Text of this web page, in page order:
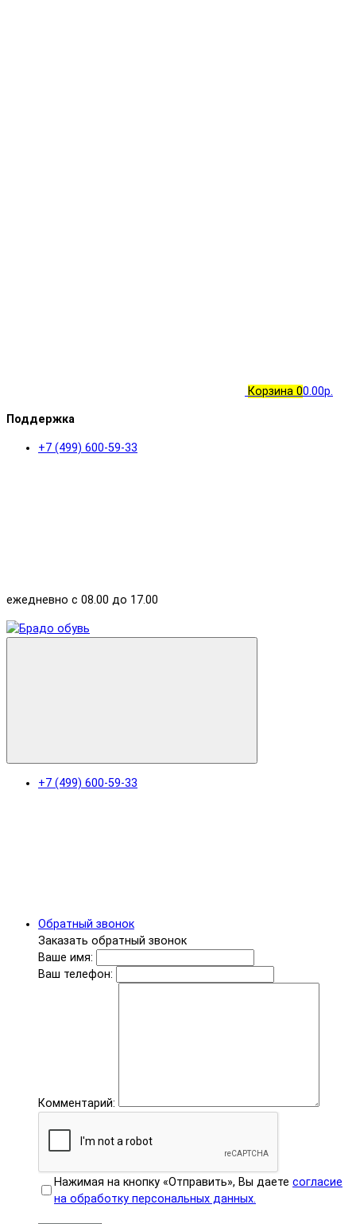
Корзина 00.00р.
Поддержка
+7 (499) 600-59-33
ежедневно с 08.00 до 17.00
+7 (499) 600-59-33
Обратный звонок
Заказать обратный звонок
Ваше имя:
Ваш телефон:
Комментарий:
Нажимая на кнопку «Отправить», Вы даете согласие
на обработку персональных данных.